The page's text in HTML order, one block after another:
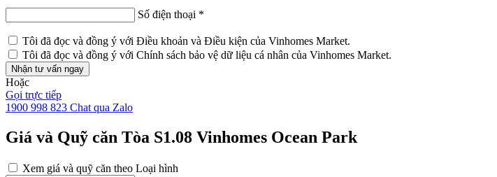
Số điện thoại *
Tôi đã đọc và đồng ý với Điều khoản và Điều kiện của Vinhomes Market.
Tôi đã đọc và đồng ý với Chính sách bảo vệ dữ liệu cá nhân của Vinhomes Market.
Nhận tư vấn ngay
Hoặc
Gọi trực tiếp
1900 998 823 Chat qua Zalo
Giá và Quỹ căn Tòa S1.08 Vinhomes Ocean Park
Xem giá và quỹ căn theo Loại hình